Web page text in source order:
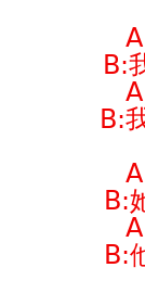
B:
B:
B:
B: